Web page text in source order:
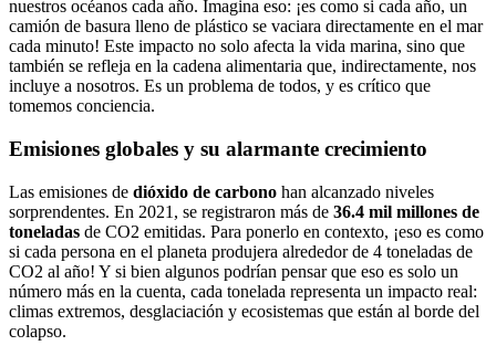
nuestros océanos cada año. Imagina eso: ¡es como si cada año, un
camión de basura lleno de plástico se vaciara directamente en el mar
cada minuto! Este impacto no solo afecta la vida marina, sino que
también se refleja en la cadena alimentaria que, indirectamente, nos
incluye a nosotros. Es un problema de todos, y es crítico que
tomemos conciencia.
Emisiones globales y su alarmante crecimiento
Las emisiones de dióxido de carbono han alcanzado niveles
sorprendentes. En 2021, se registraron más de 36.4 mil millones de
toneladas de CO2 emitidas. Para ponerlo en contexto, ¡eso es como
si cada persona en el planeta produjera alrededor de 4 toneladas de
CO2 al año! Y si bien algunos podrían pensar que eso es solo un
número más en la cuenta, cada tonelada representa un impacto real:
climas extremos, desglaciación y ecosistemas que están al borde del
colapso.